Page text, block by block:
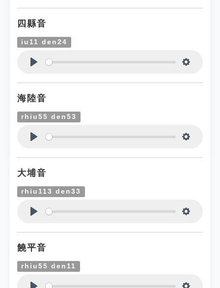
四縣音
iu11 den24
海陸音
rhiu55 den53
大埔音
rhiu113 den33
饒平音
rhiu55 den11